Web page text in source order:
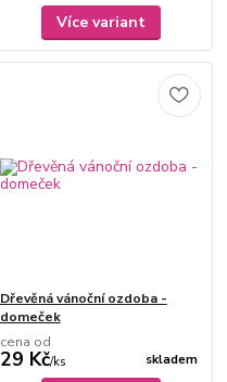
Více variant
Dřevěná vánoční ozdoba -
domeček
cena od
29 Kč/ks skladem